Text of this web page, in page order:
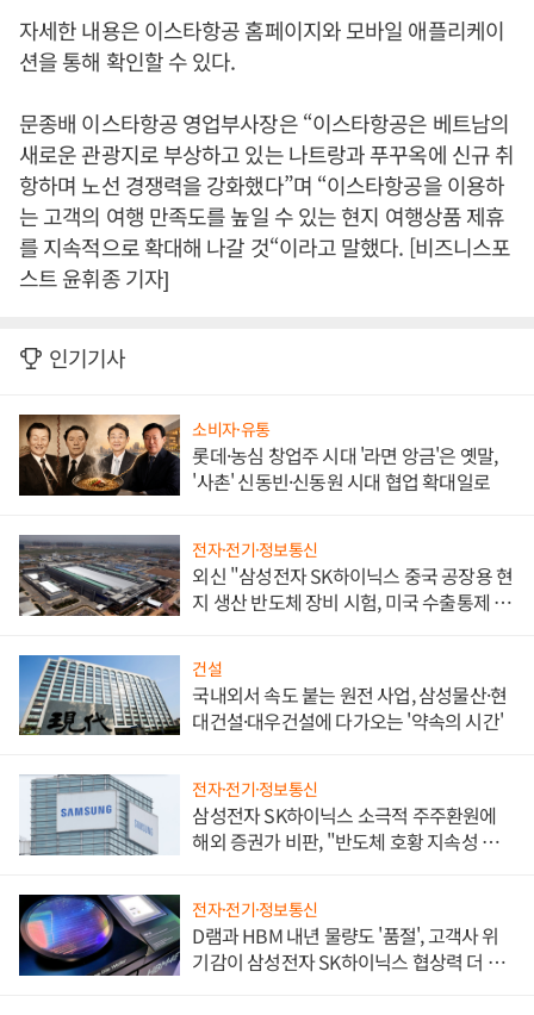
자세한 내용은 이스타항공 홈페이지와 모바일 애플리케이
션을 통해 확인할 수 있다.
문종배 이스타항공 영업부사장은 “이스타항공은 베트남의
새로운 관광지로 부상하고 있는 나트랑과 푸꾸옥에 신규 취
항하며 노선 경쟁력을 강화했다”며 “이스타항공을 이용하
는 고객의 여행 만족도를 높일 수 있는 현지 여행상품 제휴
를 지속적으로 확대해 나갈 것“이라고 말했다. [비즈니스포
스트 윤휘종 기자]
인기기사
소비자·유통
롯데·농심 창업주 시대 '라면 앙금'은 옛말,
'사촌' 신동빈·신동원 시대 협업 확대일로
전자·전기·정보통신
외신 "삼성전자 SK하이닉스 중국 공장용 현
지 생산 반도체 장비 시험, 미국 수출통제 대
건설
국내외서 속도 붙는 원전 사업, 삼성물산·현
대건설·대우건설에 다가오는 '약속의 시간'
전자·전기·정보통신
삼성전자 SK하이닉스 소극적 주주환원에
해외 증권가 비판, "반도체 호황 지속성 의
전자·전기·정보통신
D램과 HBM 내년 물량도 '품절', 고객사 위
기감이 삼성전자 SK하이닉스 협상력 더 키